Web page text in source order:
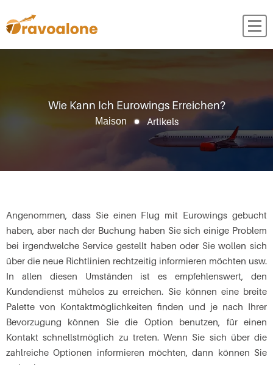
Wie Kann Ich Eurowings Erreichen?
Maison Artikels
Angenommen, dass Sie einen Flug mit Eurowings gebucht
haben, aber nach der Buchung haben Sie sich einige Problem
bei irgendwelche Service gestellt haben oder Sie wollen sich
über die neue Richtlinien rechtzeitig informieren möchten usw.
In allen diesen Umständen ist es empfehlenswert, den
Kundendienst mühelos zu erreichen. Sie können eine breite
Palette von Kontaktmöglichkeiten finden und je nach Ihrer
Bevorzugung können Sie die Option benutzen, für einen
Kontakt schnellstmöglich zu treten. Wenn Sie sich über die
zahlreiche Optionen informieren möchten, dann können Sie